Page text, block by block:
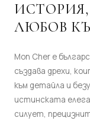
ЛЮБОВ
Mon Cher е
създава дрехи,
към детайла и
истинската
силует,